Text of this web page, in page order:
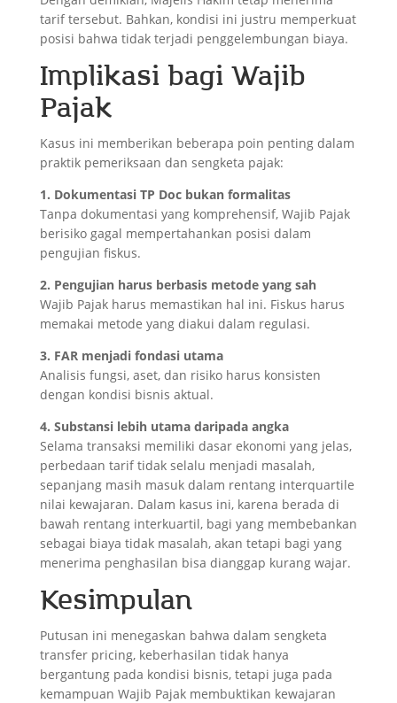
tarif tersebut. Bahkan, kondisi ini justru memperkuat
posisi bahwa tidak terjadi penggelembungan biaya.
Implikasi bagi Wajib
Pajak
Kasus ini memberikan beberapa poin penting dalam
praktik pemeriksaan dan sengketa pajak:
1. Dokumentasi TP Doc bukan formalitas
Tanpa dokumentasi yang komprehensif, Wajib Pajak
berisiko gagal mempertahankan posisi dalam
pengujian fiskus.
2. Pengujian harus berbasis metode yang sah
Wajib Pajak harus memastikan hal ini. Fiskus harus
memakai metode yang diakui dalam regulasi.
3. FAR menjadi fondasi utama
Analisis fungsi, aset, dan risiko harus konsisten
dengan kondisi bisnis aktual.
4. Substansi lebih utama daripada angka
Selama transaksi memiliki dasar ekonomi yang jelas,
perbedaan tarif tidak selalu menjadi masalah,
sepanjang masih masuk dalam rentang interquartile
nilai kewajaran. Dalam kasus ini, karena berada di
bawah rentang interkuartil, bagi yang membebankan
sebagai biaya tidak masalah, akan tetapi bagi yang
menerima penghasilan bisa dianggap kurang wajar.
Kesimpulan
Putusan ini menegaskan bahwa dalam sengketa
transfer pricing, keberhasilan tidak hanya
bergantung pada kondisi bisnis, tetapi juga pada
kemampuan Wajib Pajak membuktikan kewajaran